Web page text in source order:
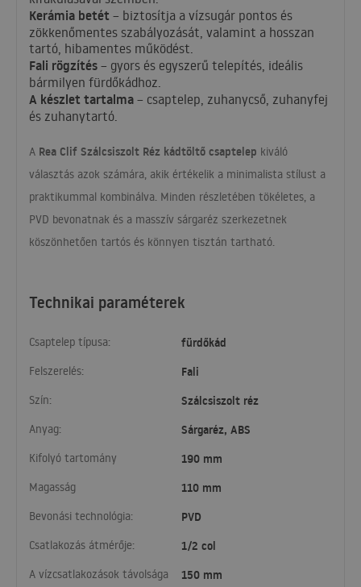
Technikai paraméterek
Csaptelep típusa: fürdőkád
Felszerelés: Fali
Szín: Szálcsiszolt réz
Anyag: Sárgaréz, ABS
Kifolyó tartomány 190 mm
Magasság 110 mm
Bevonási technológia: PVD
Csatlakozás átmérője: 1/2 col
A vízcsatlakozások távolsága 150 mm
Kerámia betét – biztosítja a vízsugár pontos és
zökkenőmentes szabályozását, valamint a hosszan
tartó, hibamentes működést.
Fali rögzítés – gyors és egyszerű telepítés, ideális
bármilyen fürdőkádhoz.
A készlet tartalma – csaptelep, zuhanycső, zuhanyfej
és zuhanytartó.
A Rea Clif Szálcsiszolt Réz kádtöltő csaptelep kiváló
választás azok számára, akik értékelik a minimalista stílust a
praktikummal kombinálva. Minden részletében tökéletes, a
PVD bevonatnak és a masszív sárgaréz szerkezetnek
köszönhetően tartós és könnyen tisztán tartható.